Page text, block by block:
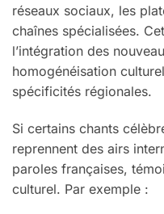
réseaux sociaux, les
chaînes spécialisées.
l’intégration des
homogénéisation
spécificités régionales.
Si certains chants
reprennent des airs
paroles françaises,
culturel. Par exemple :